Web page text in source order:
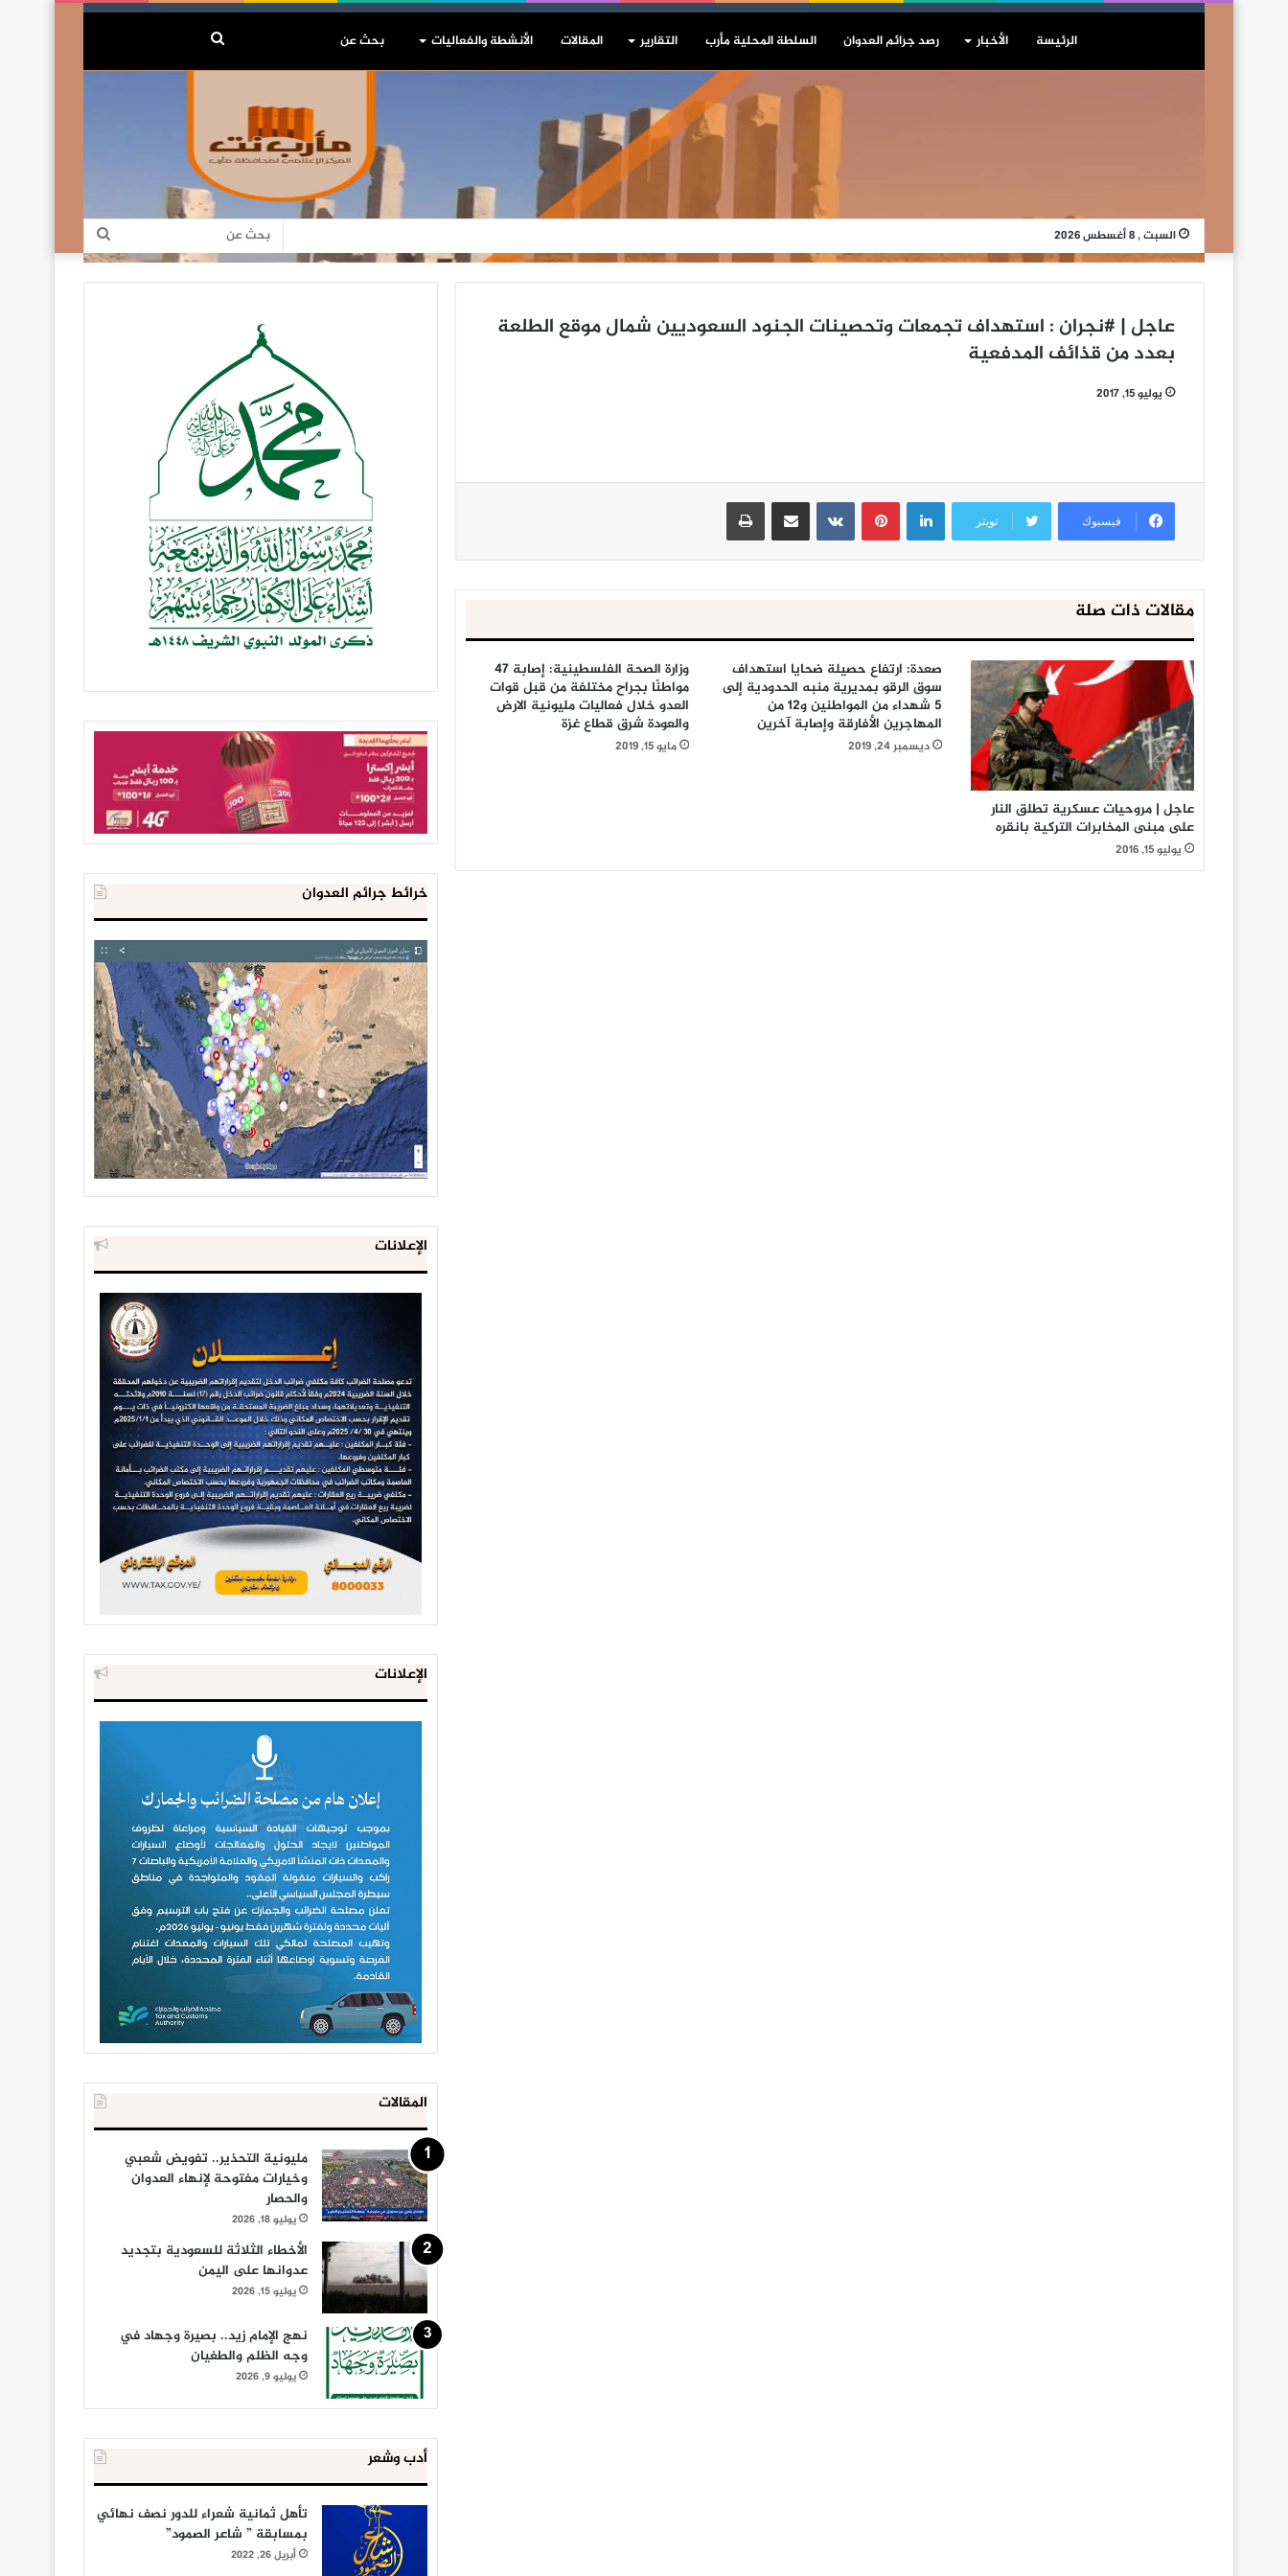
الرئيسة الأخبار رصد جرائم العدوان السلطة المحلية مأرب التقارير المقالات الأنشطة والفعاليات بحث
السبت , 8 أغسطس 2026
بحث
عن
عاجل | #نجران : استهداف تجمعات وتحصينات الجنود السعوديين شمال موقع الطلعة
بعدد من قذائف المدفعية
يوليو 15, 2017
فيسبوك تويتر
لينكدإنبينتيريست مشاركة عبر البريد طباعة
مقالات ذات صلة
عاجل | مروحيات عسكرية تطلق النار
على مبنى المخابرات التركية بانقره
يوليو 15, 2016
صعدة: ارتفاع حصيلة ضحايا استهداف
سوق الرقو بمديرية منبه الحدودية إلى
5 شهداء من المواطنين و12 من
المهاجرين الأفارقة وإصابة آخرين
ديسمبر 24, 2019
وزارة الصحة الفلسطينية: إصابة 47
مواطنًا بجراح مختلفة من قبل قوات
العدو خلال فعاليات مليونية الارض
والعودة شرق قطاع غزة
مايو 15, 2019
خرائط جرائم العدوان
الإعلانات
الإعلانات
المقالات
مليونية التحذير.. تفويض شعبي
وخيارات مفتوحة لإنهاء العدوان
والحصار
يوليو 18, 2026
الأخطاء الثلاثة للسعودية بتجديد
عدوانها على اليمن
يوليو 15, 2026
نهج الإمام زيد.. بصيرة وجهاد في
وجه الظلم والطغيان
يوليو 9, 2026
أدب وشعر
تأهل ثمانية شعراء للدور نصف نهائي
بمسابقة ” شاعر الصمود”
أبريل 26, 2022